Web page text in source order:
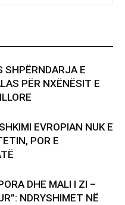
SHPËRNDARJA E
PËR NXËNËSIT E
EVROPIAN NUK E
POR E
DHE MALI I ZI –
NDRYSHIMET NË